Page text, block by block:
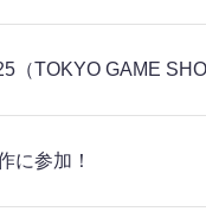
（TOKYO GAME
に参加！